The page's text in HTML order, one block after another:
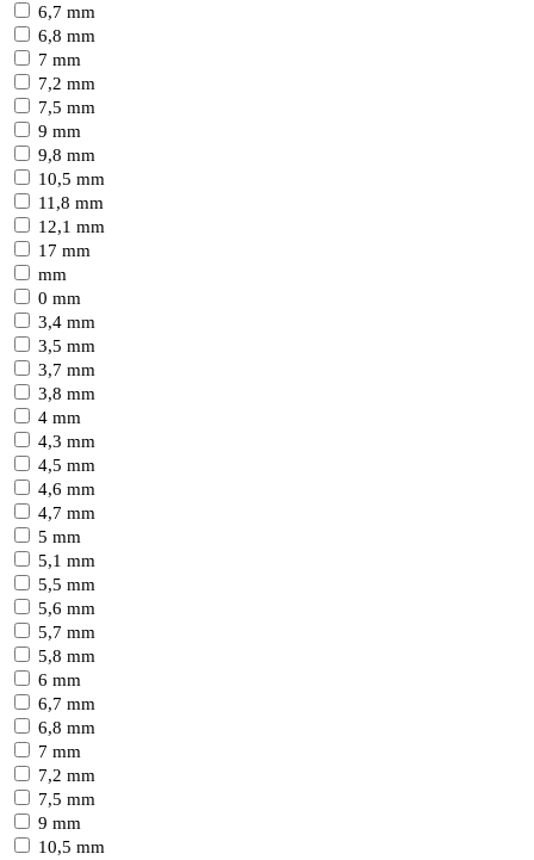
6,7 mm
6,8 mm
7 mm
7,2 mm
7,5 mm
9 mm
9,8 mm
10,5 mm
11,8 mm
12,1 mm
17 mm
mm
0 mm
3,4 mm
3,5 mm
3,7 mm
3,8 mm
4 mm
4,3 mm
4,5 mm
4,6 mm
4,7 mm
5 mm
5,1 mm
5,5 mm
5,6 mm
5,7 mm
5,8 mm
6 mm
6,7 mm
6,8 mm
7 mm
7,2 mm
7,5 mm
9 mm
10,5 mm